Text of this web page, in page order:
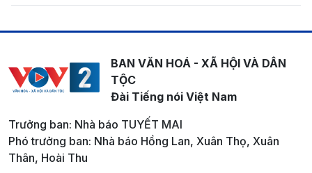
BAN VĂN HOÁ - XÃ HỘI VÀ DÂN
TỘC
Đài Tiếng nói Việt Nam
Trưởng ban: Nhà báo TUYẾT MAI
Phó trưởng ban: Nhà báo Hồng Lan, Xuân Thọ, Xuân
Thân, Hoài Thu